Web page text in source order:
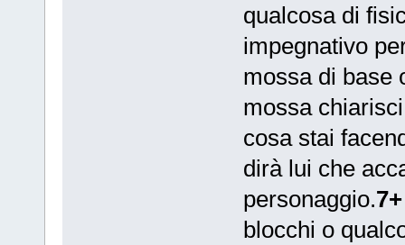
qualcosa di
impegnativo
mossa di
mossa
cosa stai
dirà lui che
personaggio.7+
blocchi o